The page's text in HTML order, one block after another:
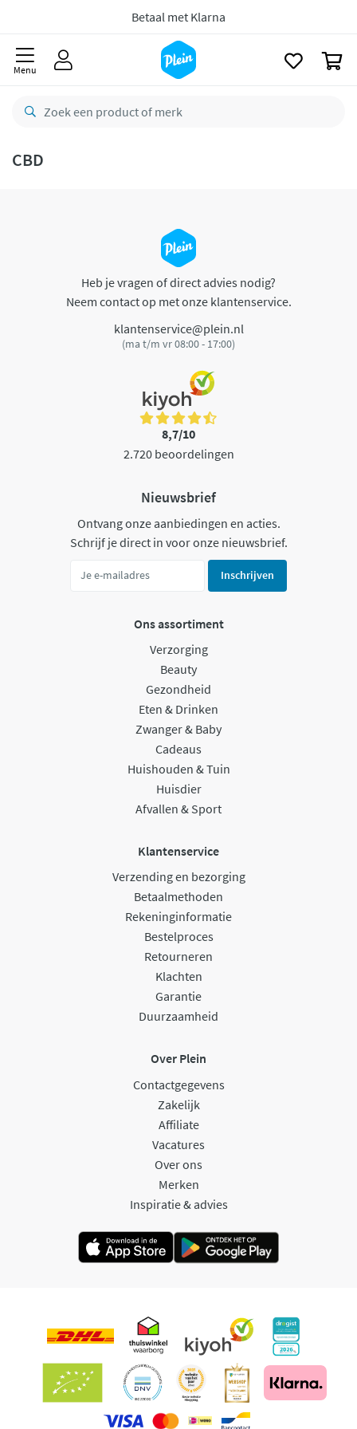
Betaal met Klarna
Menu
CBD
Heb je vragen of direct advies nodig?
Neem contact op met onze klantenservice.
klantenservice@plein.nl
(ma t/m vr 08:00 - 17:00)
8,7/10
2.720 beoordelingen
Nieuwsbrief
Ontvang onze aanbiedingen en acties.
Schrijf je direct in voor onze nieuwsbrief.
Inschrijven
Ons assortiment
Verzorging
Beauty
Gezondheid
Eten & Drinken
Zwanger & Baby
Cadeaus
Huishouden & Tuin
Huisdier
Afvallen & Sport
Klantenservice
Verzending en bezorging
Betaalmethoden
Rekeninginformatie
Bestelproces
Retourneren
Klachten
Garantie
Duurzaamheid
Over Plein
Contactgegevens
Zakelijk
Affiliate
Vacatures
Over ons
Merken
Inspiratie & advies